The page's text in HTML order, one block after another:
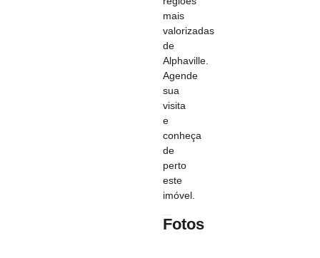
mais
valorizadas
de
Alphaville.
Agende
sua
visita
e
conheça
de
perto
este
imóvel.
Fotos